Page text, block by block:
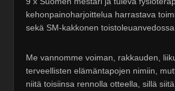
kehonpainoharjoittelua harrastava
sekä SM-kakkonen
Me vannomme voiman, rakkauden,
terveellisten elämäntapojen nimiin,
niitä toisiinsa rennolla otteella, sillä